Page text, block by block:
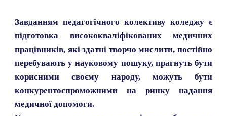
Завданням педагогічного колективу коледжу є
підготовка висококваліфікованих медичних
працівників, які здатні творчо мислити, постійно
перебувають у науковому пошуку, прагнуть бути
корисними своєму народу, можуть бути
конкурентоспроможними на ринку надання
медичної допомоги.